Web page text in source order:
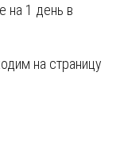
на 1 день в
на страницу